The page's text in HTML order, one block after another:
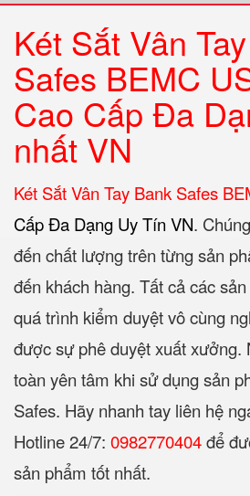
Két Sắt Vân
Safes BEMC
Cao Cấp Đa
nhất VN
Két Sắt Vân Tay Bank Safes
Cấp Đa Dạng Uy Tín VN.
đến chất lượng trên từng sản
đến khách hàng. Tất cả các
quá trình kiểm duyệt vô cùng
được sự phê duyệt xuất xưởng.
toàn yên tâm khi sử dụng sản
Safes. Hãy nhanh tay liên hệ
Hotline 24/7: 0982770404để
sản phẩm tốt nhất.